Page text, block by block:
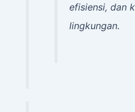
efisiensi, dan
lingkungan.